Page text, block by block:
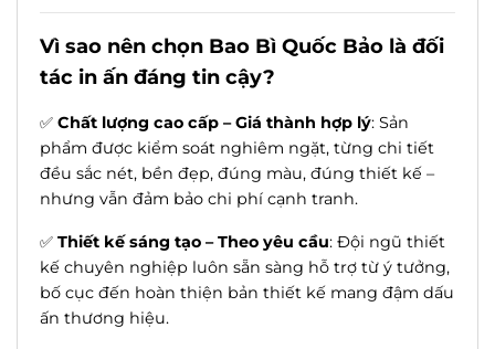
Vì sao nên chọn Bao Bì Quốc Bảo là đối
tác in ấn đáng tin cậy?
✅ Chất lượng cao cấp – Giá thành hợp lý: Sản
phẩm được kiểm soát nghiêm ngặt, từng chi tiết
đều sắc nét, bền đẹp, đúng màu, đúng thiết kế –
nhưng vẫn đảm bảo chi phí cạnh tranh.
✅ Thiết kế sáng tạo – Theo yêu cầu: Đội ngũ thiết
kế chuyên nghiệp luôn sẵn sàng hỗ trợ từ ý tưởng,
bố cục đến hoàn thiện bản thiết kế mang đậm dấu
ấn thương hiệu.